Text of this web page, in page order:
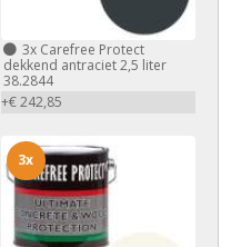
3xCarefree Protect
dekkend antraciet 2,5 liter
38.2844
+€ 242,85
3x